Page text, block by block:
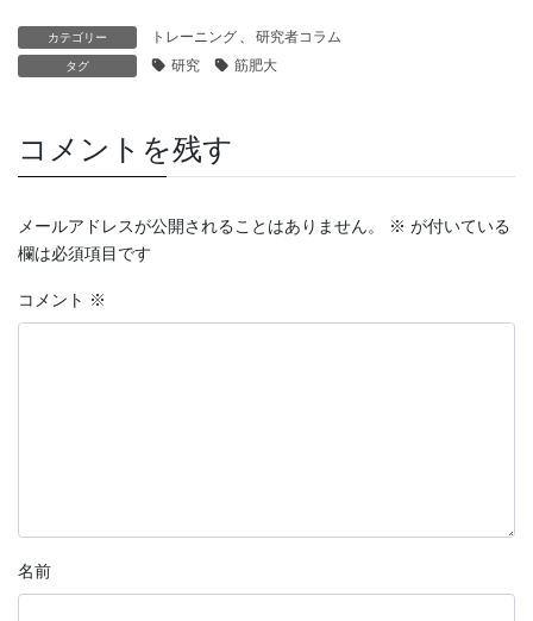
カテゴリー トレーニング 、 研究者コラム
タグ 研究 筋肥大
コメントを残す
メールアドレスが公開されることはありません。 ※ が付いている
欄は必須項目です
コメント ※
名前